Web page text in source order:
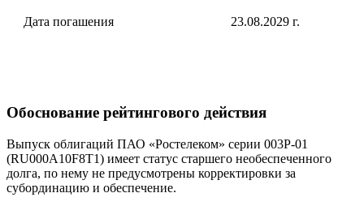
Дата погашения 23.08.2029 г.
Обоснование рейтингового действия
Выпуск облигаций ПАО «Ростелеком» серии 003P-01
(RU000A10F8T1) имеет статус старшего необеспеченного
долга, по нему не предусмотрены корректировки за
субординацию и обеспечение.